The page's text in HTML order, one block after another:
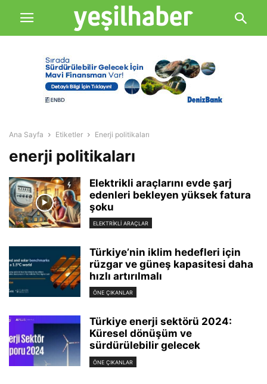
Ana Sayfa Etiketler Enerji politikaları
enerji politikaları
Elektrikli araçlarını evde şarj
edenleri bekleyen yüksek fatura
şoku
ELEKTRIKLI ARAÇLAR
Türkiye’nin iklim hedefleri için
rüzgar ve güneş kapasitesi daha
hızlı artırılmalı
ÖNE ÇIKANLAR
Türkiye enerji sektörü 2024:
Küresel dönüşüm ve
sürdürülebilir gelecek
ÖNE ÇIKANLAR